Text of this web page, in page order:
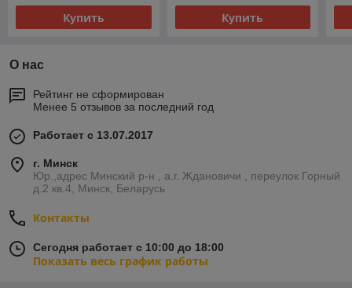
Купить Купить
О нас
Рейтинг не сформирован
Менее 5 отзывов за последний год
Работает с 13.07.2017
г. Минск
Юр.,адрес Минский р-н , а.г. Ждановичи , переулок Горный
д.2 кв.4, Минск, Беларусь
Контакты
Сегодня работает с 10:00 до 18:00
Показать весь график работы